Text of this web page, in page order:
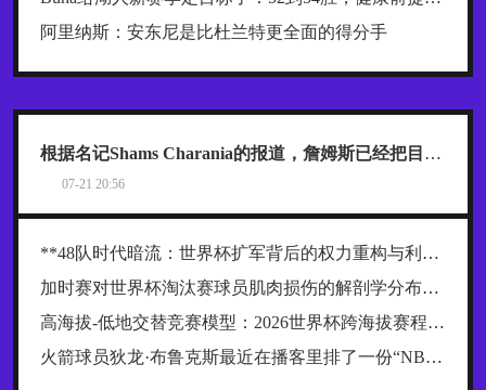
阿里纳斯：安东尼是比杜兰特更全面的得分手
根据名记Shams Charania的报道，詹姆斯已经把目标范围缩小到了热火、骑士和76人这三支东部球队
07-21 20:56
**48队时代暗流：世界杯扩军背后的权力重构与利益争夺战**
加时赛对世界杯淘汰赛球员肌肉损伤的解剖学分布规律及关键诱因探究
高海拔-低地交替竞赛模型：2026世界杯跨海拔赛程的生理极限阈值与恢复窗口分析
火箭球员狄龙·布鲁克斯最近在播客里排了一份“NBA五大抱怨大王”榜单，名单一出来，球迷就炸了